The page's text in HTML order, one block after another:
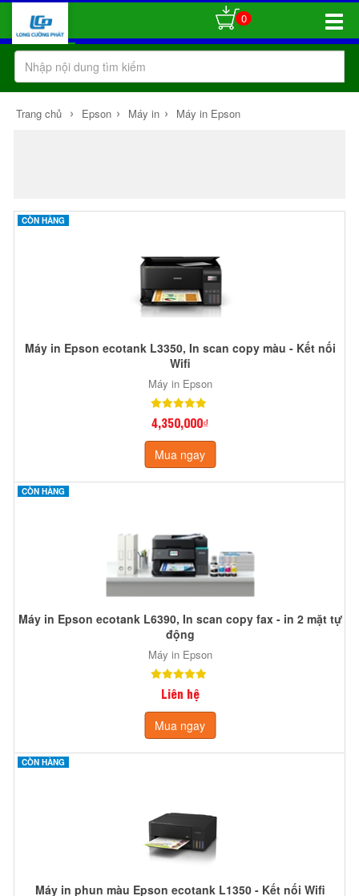
Toggle
0
Trang chủ › Epson › Máy in › Máy in Epson
CÒN HÀNG
Máy in Epson ecotank L3350, In scan copy màu - Kết nối
Wifi
Máy in Epson
4,350,000₫
Mua ngay
CÒN HÀNG
Máy in Epson ecotank L6390, In scan copy fax - in 2 mặt tự
động
Máy in Epson
Liên hệ
Mua ngay
CÒN HÀNG
Máy in phun màu Epson ecotank L1350 - Kết nối Wifi